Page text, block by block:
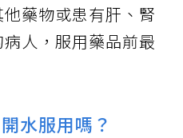
藥物或患有肝、腎
人，服用藥品前最
水服用嗎？